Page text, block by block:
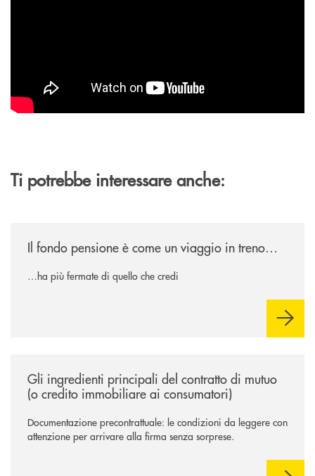
Ti potrebbe interessare anche:
Il fondo pensione è come un viaggio in treno…
…ha più fermate di quello che credi
Gli ingredienti principali del contratto di mutuo
(o credito immobiliare ai consumatori)
Documentazione precontrattuale: le condizioni da leggere con
attenzione per arrivare alla firma senza sorprese.